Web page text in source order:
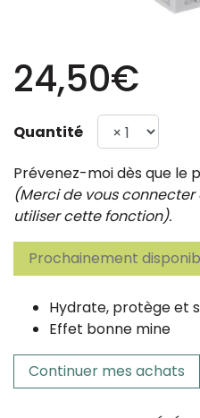
24,50€
Quantité
Prévenez-moi dès que le
(Merci de vous
utiliser cette fonction).
Prochainement
Hydrate, protège et
Effet bonne mine
Continuer mes achats